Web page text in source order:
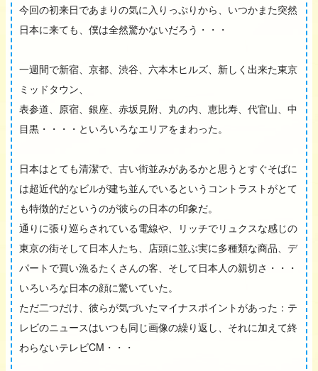
今回の初来日であまりの気に入りっぷりから、いつかまた突然
日本に来ても、僕は全然驚かないだろう・・・
一週間で新宿、京都、渋谷、六本木ヒルズ、新しく出来た東京
ミッドタウン、
表参道、原宿、銀座、赤坂見附、丸の内、恵比寿、代官山、中
目黒・・・・といろいろなエリアをまわった。
日本はとても清潔で、古い街並みがあるかと思うとすぐそばに
は超近代的なビルが建ち並んでいるというコントラストがとて
も特徴的だというのが彼らの日本の印象だ。
通りに張り巡らされている電線や、リッチでリュクスな感じの
東京の街そして日本人たち、店頭に並ぶ実に多種類な商品、デ
パートで買い漁るたくさんの客、そして日本人の親切さ・・・
いろいろな日本の顔に驚いていた。
ただ二つだけ、彼らが気づいたマイナスポイントがあった：テ
レビのニュースはいつも同じ画像の繰り返し、それに加えて終
わらないテレビCM・・・